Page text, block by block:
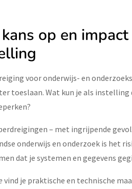
op en impact
voor onderwijs- en
toeslaan. Wat kun je als
– met ingrijpende
onderwijs en onderzoek is het
dat je systemen en gegevens
vind je praktische en technische